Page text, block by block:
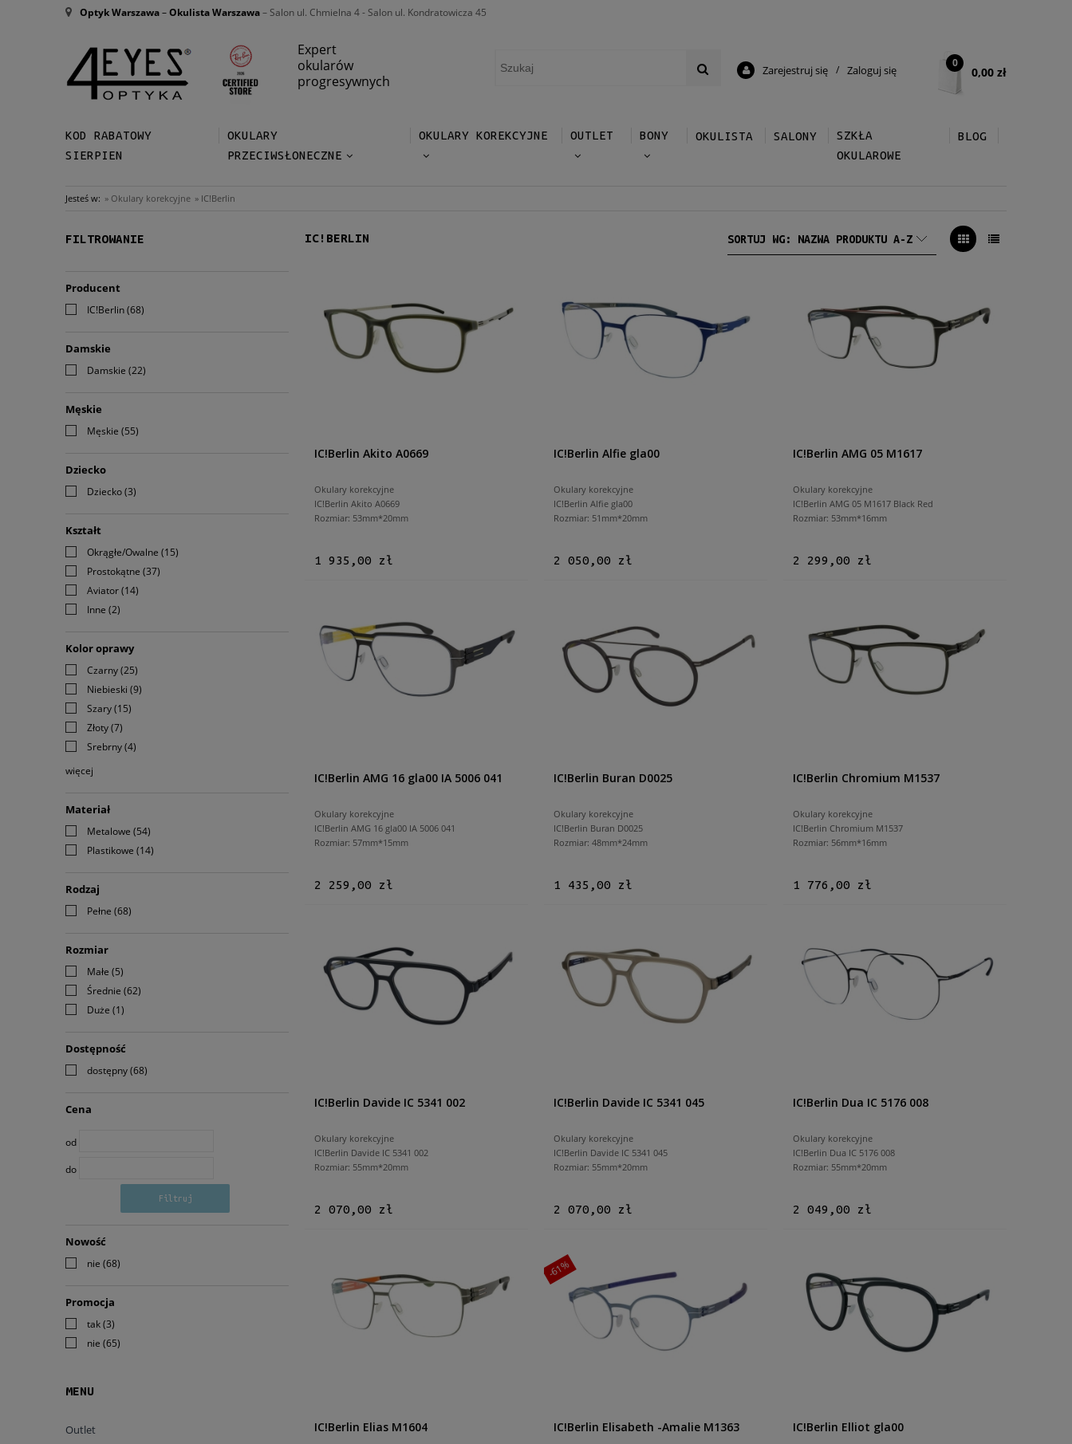
Optyk Warszawa–Okulista Warszawa– Salon ul. Chmielna 4 - Salon ul. Kondratowicza 45
Expert
okularów
progresywnych
0,00 zł
0
Zarejestruj się / Zaloguj się
KOD RABATOWY
SIERPIEN
OKULARY
PRZECIWSŁONECZNE
OKULARY KOREKCYJNE OUTLET BONY OKULISTA SALONY
SZKŁA
OKULAROWE
BLOG
Jesteś w: » Okulary korekcyjne » IC!Berlin
FILTROWANIE
Producent
IC!Berlin(68)
Damskie
Damskie (22)
Męskie
Męskie (55)
Dziecko
Dziecko(3)
Kształt
Okrągłe/Owalne (15)
Prostokątne (37)
Aviator(14)
Inne (2)
Kolor oprawy
Czarny(25)
Niebieski (9)
Szary(15)
Złoty(7)
Srebrny(4)
więcej
Materiał
Metalowe (54)
Plastikowe (14)
Rodzaj
Pełne (68)
Rozmiar
Małe (5)
Średnie (62)
Duże (1)
Dostępność
dostępny(68)
Cena
od
do
Filtruj
Nowość
nie (68)
Promocja
tak(3)
nie (65)
MENU
Outlet
IC!BERLIN SORTUJ WG: NAZWA PRODUKTU A-Z
IC!Berlin Akito A0669
Okulary korekcyjne
IC!Berlin Akito A0669
Rozmiar: 53mm*20mm
1 935,00 zł
IC!Berlin Alfie gla00
Okulary korekcyjne
IC!Berlin Alfie gla00
Rozmiar: 51mm*20mm
2 050,00 zł
IC!Berlin AMG 05 M1617
Okulary korekcyjne
IC!Berlin AMG 05 M1617 Black Red
Rozmiar: 53mm*16mm
2 299,00 zł
IC!Berlin AMG 16 gla00 IA 5006 041
Okulary korekcyjne
IC!Berlin AMG 16 gla00 IA 5006 041
Rozmiar: 57mm*15mm
2 259,00 zł
IC!Berlin Buran D0025
Okulary korekcyjne
IC!Berlin Buran D0025
Rozmiar: 48mm*24mm
1 435,00 zł
IC!Berlin Chromium M1537
Okulary korekcyjne
IC!Berlin Chromium M1537
Rozmiar: 56mm*16mm
1 776,00 zł
IC!Berlin Davide IC 5341 002
Okulary korekcyjne
IC!Berlin Davide IC 5341 002
Rozmiar: 55mm*20mm
2 070,00 zł
IC!Berlin Davide IC 5341 045
Okulary korekcyjne
IC!Berlin Davide IC 5341 045
Rozmiar: 55mm*20mm
2 070,00 zł
IC!Berlin Dua IC 5176 008
Okulary korekcyjne
IC!Berlin Dua IC 5176 008
Rozmiar: 55mm*20mm
2 049,00 zł
IC!Berlin Elias M1604 IC!Berlin Elisabeth -Amalie M1363
-61%
IC!Berlin Elliot gla00